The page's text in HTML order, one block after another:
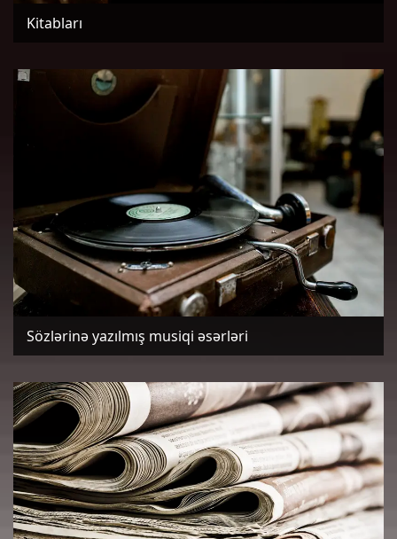
Kitabları
Sözlərinə yazılmış musiqi əsərləri